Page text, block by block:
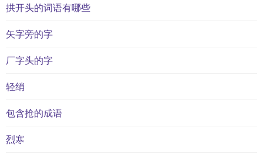
拱开头的词语有哪些
矢字旁的字
厂字头的字
轻绡
包含抢的成语
烈寒